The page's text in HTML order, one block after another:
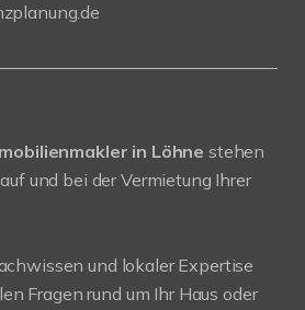
in Löhne stehen
und bei der Vermietung Ihrer
und lokaler Expertise
Fragen rund um Ihr Haus oder